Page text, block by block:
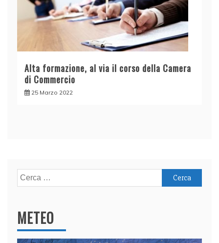
Alta formazione, al via il corso della Camera
di Commercio
25 Marzo 2022
Ricerca
per:
METEO